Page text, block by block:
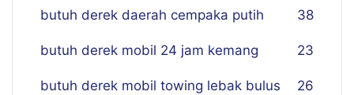
butuh derek daerah cempaka putih 38
butuh derek mobil 24 jam kemang 23
butuh derek mobil towing lebak bulus 26